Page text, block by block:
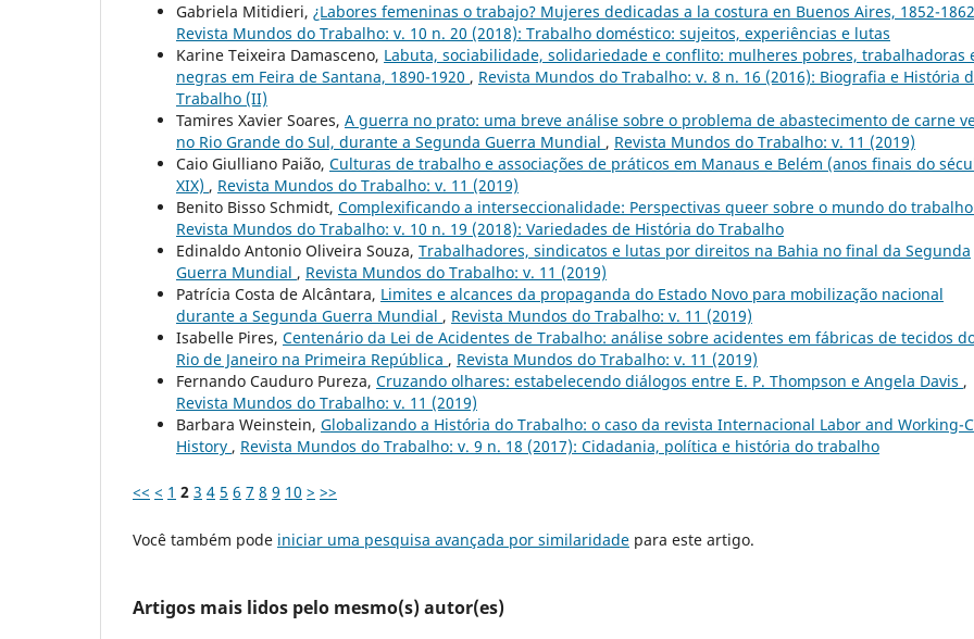
Gabriela Mitidieri, ¿Labores femeninas o trabajo? Mujeres dedicadas a la costura en Buenos Aires, 1852-1862
Revista Mundos do Trabalho: v. 10 n. 20 (2018): Trabalho doméstico: sujeitos, experiências e lutas
Karine Teixeira Damasceno, Labuta, sociabilidade, solidariedade e conflito: mulheres pobres, trabalhadoras
negras em Feira de Santana, 1890-1920 , Revista Mundos do Trabalho: v. 8 n. 16 (2016): Biografia e História
Trabalho (II)
Tamires Xavier Soares, A guerra no prato: uma breve análise sobre o problema de abastecimento de carne
no Rio Grande do Sul, durante a Segunda Guerra Mundial , Revista Mundos do Trabalho: v. 11 (2019)
Caio Giulliano Paião, Culturas de trabalho e associações de práticos em Manaus e Belém (anos finais do
XIX) , Revista Mundos do Trabalho: v. 11 (2019)
Benito Bisso Schmidt, Complexificando a interseccionalidade: Perspectivas queer sobre o mundo do trabalho
Revista Mundos do Trabalho: v. 10 n. 19 (2018): Variedades de História do Trabalho
Edinaldo Antonio Oliveira Souza, Trabalhadores, sindicatos e lutas por direitos na Bahia no final da Segunda
Guerra Mundial , Revista Mundos do Trabalho: v. 11 (2019)
Patrícia Costa de Alcântara, Limites e alcances da propaganda do Estado Novo para mobilização nacional
durante a Segunda Guerra Mundial , Revista Mundos do Trabalho: v. 11 (2019)
Isabelle Pires, Centenário da Lei de Acidentes de Trabalho: análise sobre acidentes em fábricas de tecidos
Rio de Janeiro na Primeira República , Revista Mundos do Trabalho: v. 11 (2019)
Fernando Cauduro Pureza, Cruzando olhares: estabelecendo diálogos entre E. P. Thompson e Angela Davis ,
Revista Mundos do Trabalho: v. 11 (2019)
Barbara Weinstein, Globalizando a História do Trabalho: o caso da revista Internacional Labor and Working-
History , Revista Mundos do Trabalho: v. 9 n. 18 (2017): Cidadania, política e história do trabalho
<< < 1 2 3 4 5 6 7 8 9 10 > >>
Você também pode iniciar uma pesquisa avançada por similaridade para este artigo.
Artigos mais lidos pelo mesmo(s) autor(es)